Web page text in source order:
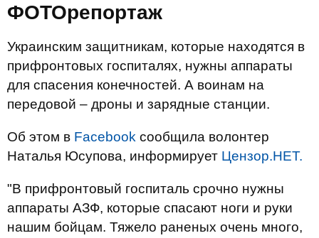
ФОТОрепортаж
Украинским защитникам, которые находятся в
прифронтовых госпиталях, нужны аппараты
для спасения конечностей. А воинам на
передовой – дроны и зарядные станции.
Об этом в Facebook сообщила волонтер
Наталья Юсупова, информирует Цензор.НЕТ.
"В прифронтовый госпиталь срочно нужны
аппараты АЗФ, которые спасают ноги и руки
нашим бойцам. Тяжело раненых очень много,